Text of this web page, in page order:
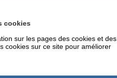
cookies
sur les pages des cookies et des
cookies sur ce site pour améliorer